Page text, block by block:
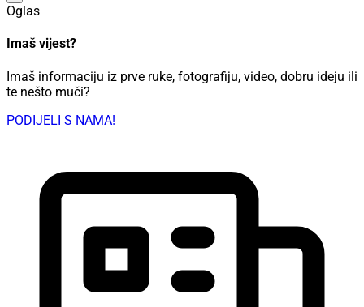
Oglas
Imaš vijest?
Imaš informaciju iz prve ruke, fotografiju, video, dobru ideju ili
te nešto muči?
PODIJELI S NAMA!